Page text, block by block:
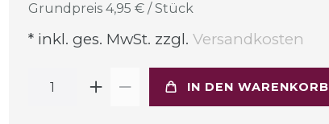
Grundpreis 4,95 € / Stück
* inkl. ges. MwSt. zzgl. Versandkosten
IN DEN WARENKORB